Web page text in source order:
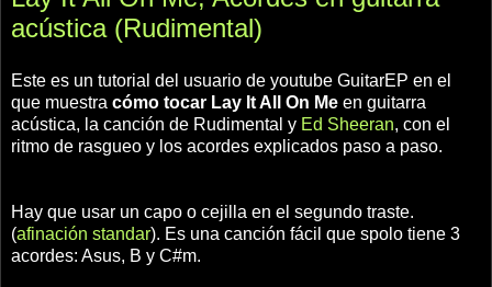
acústica (Rudimental)
Este es un tutorial del usuario de youtube GuitarEP en el
que muestra cómo tocar Lay It All On Me en guitarra
acústica, la canción de Rudimental y Ed Sheeran, con el
ritmo de rasgueo y los acordes explicados paso a paso.
Hay que usar un capo o cejilla en el segundo traste.
(afinación standar). Es una canción fácil que spolo tiene 3
acordes: Asus, B y C#m.